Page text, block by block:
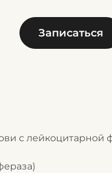
Записаться
с лейкоцитарной